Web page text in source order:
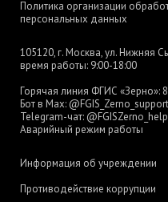
Политика организации
персональных данных
105120, г. Москва, ул. Нижняя
время работы: 9:00-18:00
Горячая линия ФГИС «Зерно»:
Бот в Max:
Telegram-чат:
Аварийный режим работы
Информация об учреждении
Противодействие коррупции